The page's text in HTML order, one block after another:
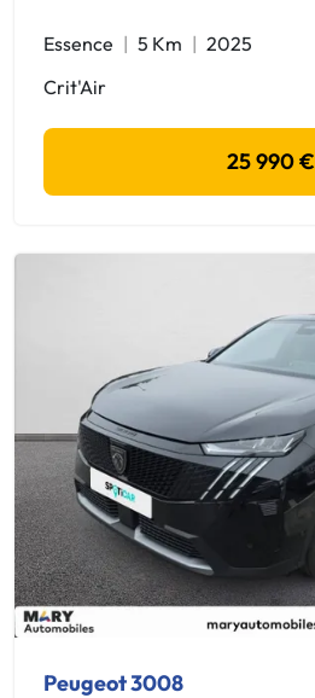
Essence 5 Km
2025
Crit'Air
25 990 €
Peugeot 3008